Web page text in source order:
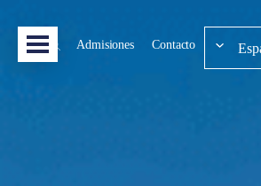
Admisiones Contacto